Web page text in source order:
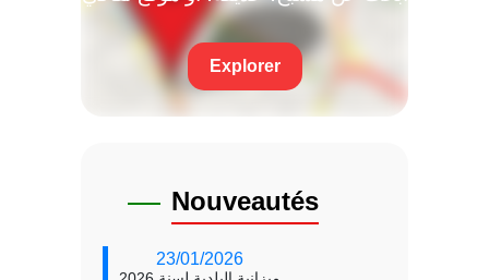
Explorer
Nouveautés
23/01/2026